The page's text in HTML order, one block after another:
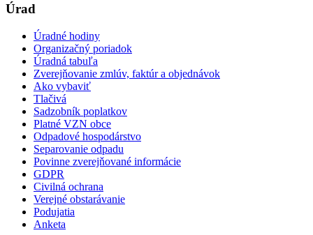
Úrad
Úradné hodiny
Organizačný poriadok
Úradná tabuľa
Zverejňovanie zmlúv, faktúr a objednávok
Ako vybaviť
Tlačivá
Sadzobník poplatkov
Platné VZN obce
Odpadové hospodárstvo
Separovanie odpadu
Povinne zverejňované informácie
GDPR
Civilná ochrana
Verejné obstarávanie
Podujatia
Anketa